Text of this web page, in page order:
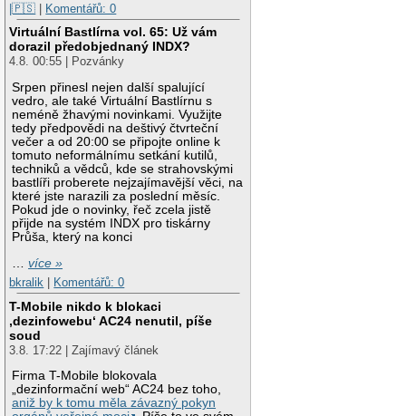
|🇵🇸 | Komentářů: 0
Virtuální Bastlírna vol. 65: Už vám
dorazil předobjednaný INDX?
4.8. 00:55 | Pozvánky
Srpen přinesl nejen další spalující
vedro, ale také Virtuální Bastlírnu s
neméně žhavými novinkami. Využijte
tedy předpovědi na deštivý čtvrteční
večer a od 20:00 se připojte online k
tomuto neformálnímu setkání kutilů,
techniků a vědců, kde se strahovskými
bastlíři proberete nejzajímavější věci, na
které jste narazili za poslední měsíc.
Pokud jde o novinky, řeč zcela jistě
přijde na systém INDX pro tiskárny
Průša, který na konci
…více »
bkralik
Komentářů: 0
T-Mobile nikdo k blokaci
‚dezinfowebu‘ AC24 nenutil, píše
soud
3.8. 17:22 | Zajímavý článek
Firma T-Mobile blokovala
„dezinformační web“ AC24 bez toho,
aniž by k tomu měla závazný pokyn